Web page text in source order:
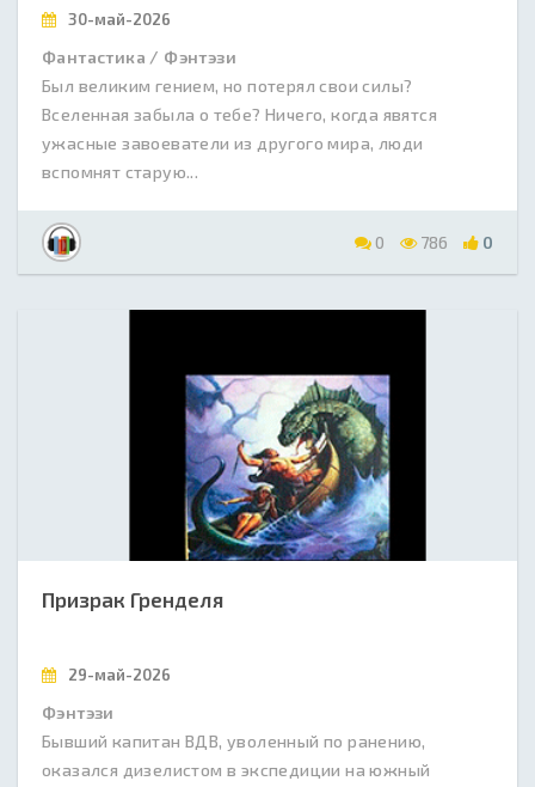
30-май-2026
Фантастика / Фэнтэзи
Был великим гением, но потерял свои силы?
Вселенная забыла о тебе? Ничего, когда явятся
ужасные завоеватели из другого мира, люди
вспомнят старую...
0 786 0
Призрак Гренделя
29-май-2026
Фэнтэзи
Бывший капитан ВДВ, уволенный по ранению,
оказался дизелистом в экспедиции на южный